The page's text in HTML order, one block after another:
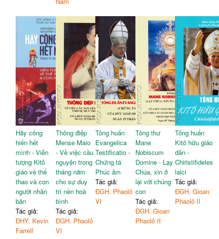
Hãy cống
hiến hết
mình - Viễn
tượng Kitô
giáo về thể
thao và con
người nhân
bản
Tác giả:
ĐHY. Kevin
Farrell
Thông điệp
Mense Maio
- Về việc cầu
nguyện trong
tháng năm
cho sự duy
trì nền hoà
bình
Tác giả:
ĐGH. Phaolô
VI
Tông huấn
Evangelica
Testificatio -
Chứng tá
Phúc âm
Tác giả:
ĐGH. Phaolô
VI
Tông thư
Mane
Nobiscum
Domine - Lạy
Chúa, xin ở
lại với chúng
con
Tác giả:
ĐGH. Gioan
Phaolô II
Tông huấn
Kitô hữu giáo
dân -
Chiristifideles
laici
Tác giả:
ĐGH. Gioan
Phaolô II